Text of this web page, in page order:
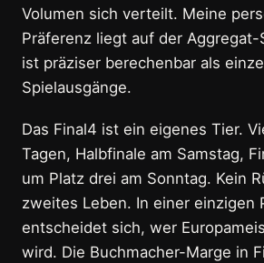
Volumen sich verteilt. Meine
Präferenz liegt auf der
ist präziser berechenbar als
Spielausgänge.
Das Final4 ist ein eigenes Tier.
Tagen, Halbfinale am Samstag,
um Platz drei am Sonntag. Kein
zweites Leben. In einer einzigen
entscheidet sich, wer
wird. Die Buchmacher-Marge in